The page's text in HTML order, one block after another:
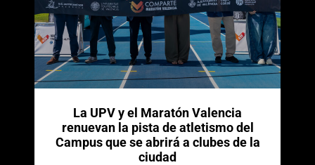
La UPV y el Maratón Valencia
renuevan la pista de atletismo del
Campus que se abrirá a clubes de la
ciudad